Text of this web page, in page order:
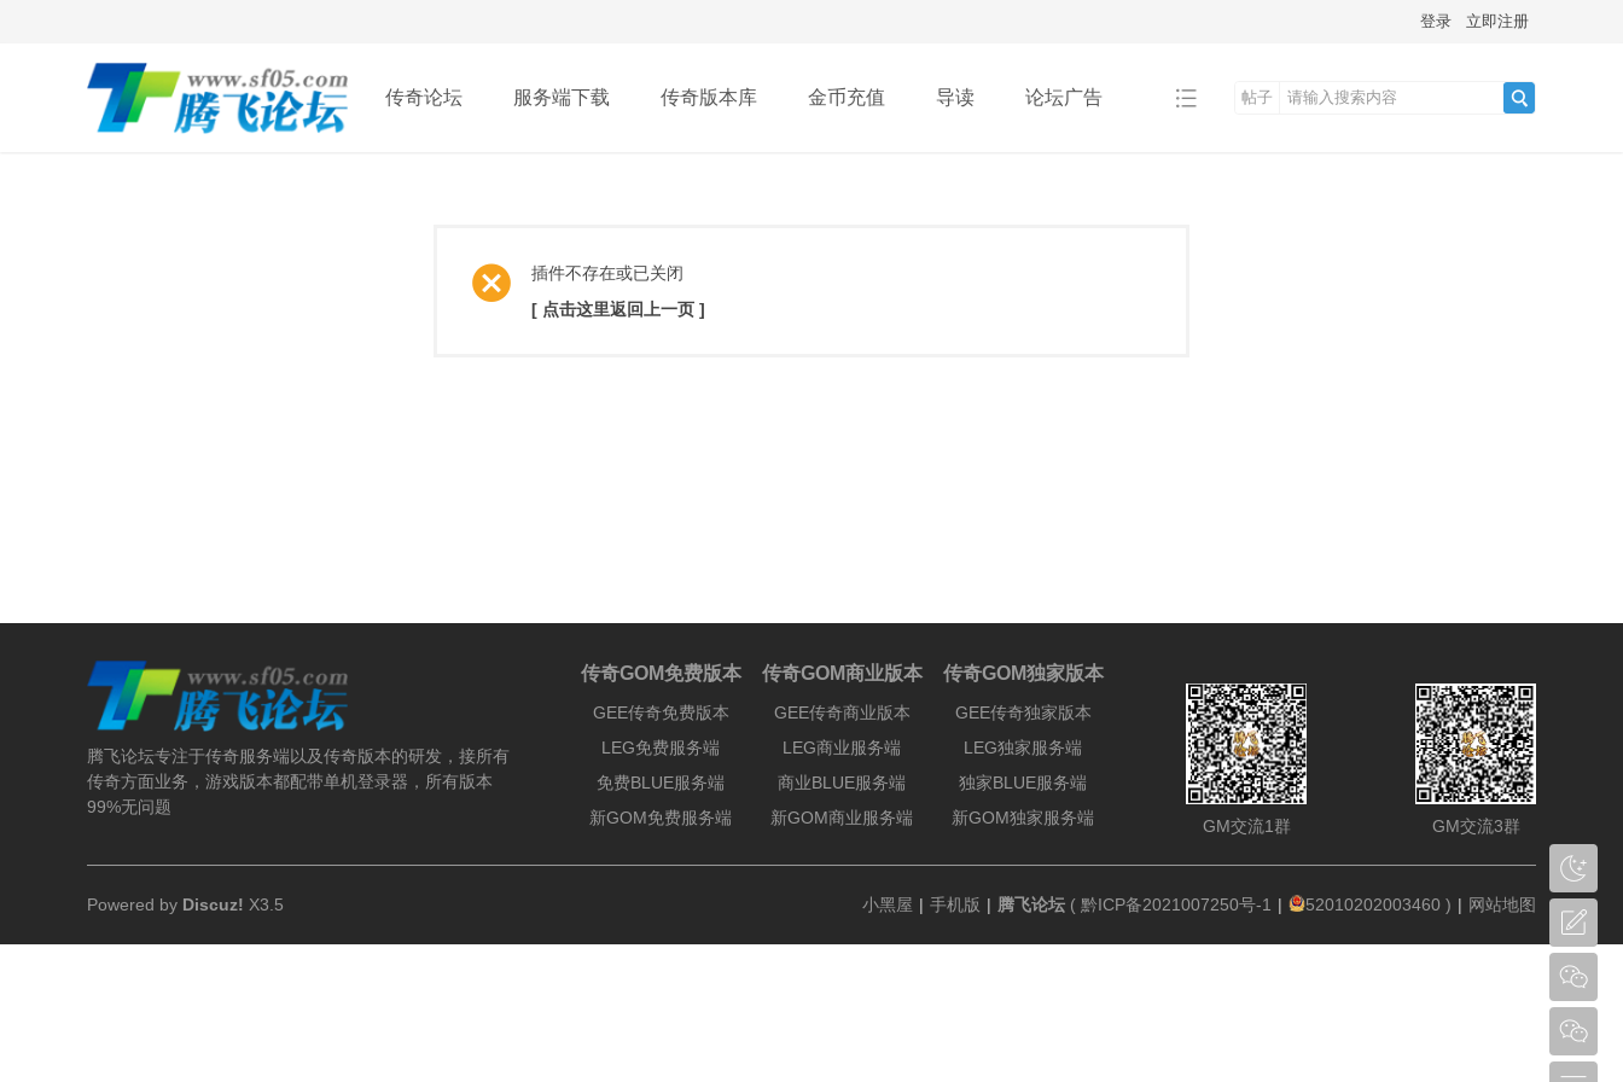
登录 立即注册
传奇论坛 服务端下载 传奇版本库 金币充值 导读 论坛广告 帖子
插件不存在或已关闭
[ 点击这里返回上一页 ]
腾飞论坛专注于传奇服务端以及传奇版本的研发，接所有
传奇方面业务，游戏版本都配带单机登录器，所有版本
99%无问题
传奇GOM免费版本
GEE传奇免费版本
LEG免费服务端
免费BLUE服务端
新GOM免费服务端
传奇GOM商业版本
GEE传奇商业版本
LEG商业服务端
商业BLUE服务端
新GOM商业服务端
传奇GOM独家版本
GEE传奇独家版本
LEG独家服务端
独家BLUE服务端
新GOM独家服务端
GM交流3群
GM交流1群
小黑屋 | 手机版 | 腾飞论坛 ( 黔ICP备2021007250号-1 | 52010202003460 ) | 网站地图
Powered by Discuz! X3.5